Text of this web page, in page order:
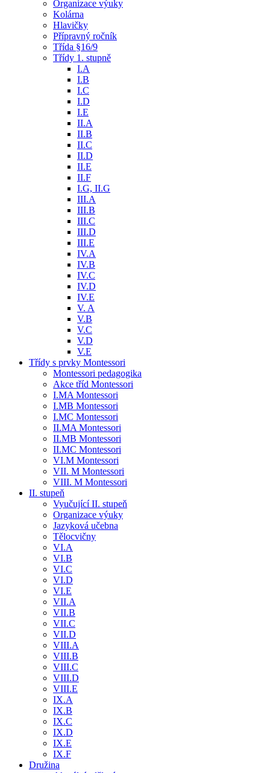
Organizace výuky
Kolárna
Hlavičky
Přípravný ročník
Třída §16/9
Třídy 1. stupně
I.A
I.B
I.C
I.D
I.E
II.A
II.B
II.C
II.D
II.E
II.F
I.G, II.G
III.A
III.B
III.C
III.D
III.E
IV.A
IV.B
IV.C
IV.D
IV.E
V. A
V.B
V.C
V.D
V.E
Třídy s prvky Montessori
Montessori pedagogika
Akce tříd Montessori
I.MA Montessori
I.MB Montessori
I.MC Montessori
II.MA Montessori
II.MB Montessori
II.MC Montessori
VI.M Montessori
VII. M Montessori
VIII. M Montessori
II. stupeň
Vyučující II. stupeň
Organizace výuky
Jazyková učebna
Tělocvičny
VI.A
VI.B
VI.C
VI.D
VI.E
VII.A
VII.B
VII.C
VII.D
VIII.A
VIII.B
VIII.C
VIII.D
VIII.E
IX.A
IX.B
IX.C
IX.D
IX.E
IX.F
Družina